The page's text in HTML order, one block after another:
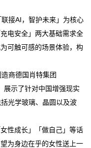
接AI，智护未来」为核心
电安全」两大基础需求全
可触可感的场景体验，构
商德国肖特集团
展示了针对中国增强现实
光学玻璃、晶圆以及波
性成长」「做自己」等话
为身边在乎的女性送上一